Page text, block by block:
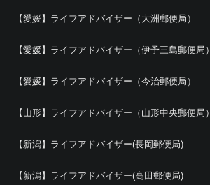
【愛媛】ライフアドバイザー（大洲郵便局）
【愛媛】ライフアドバイザー（伊予三島郵便局）
【愛媛】ライフアドバイザー（今治郵便局）
【山形】ライフアドバイザー（山形中央郵便局）
【新潟】ライフアドバイザー(長岡郵便局)
【新潟】ライフアドバイザー(高田郵便局)